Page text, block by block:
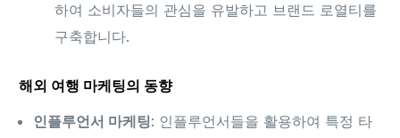
하여 소비자들의 관심을 유발하고 브랜드 로열티를
구축합니다.
해외 여행 마케팅의 동향
인플루언서 마케팅: 인플루언서들을 활용하여 특정 타